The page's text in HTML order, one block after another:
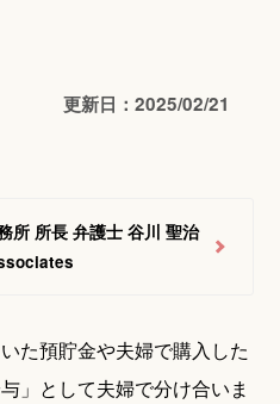
更新日：2025/02/21
所 所長 弁護士 谷川 聖治
た預貯金や夫婦で購入した
」として夫婦で分け合いま